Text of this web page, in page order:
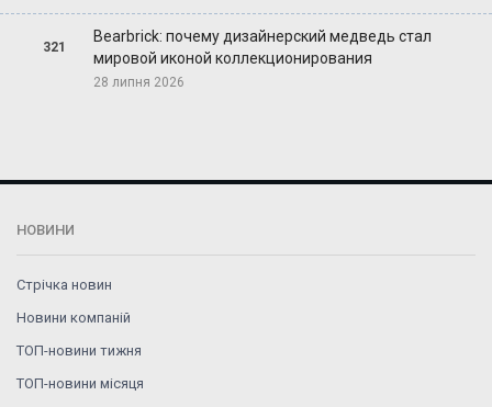
321
Bearbrick: почему дизайнерский медведь стал
мировой иконой коллекционирования
28 липня 2026
НОВИНИ
Стрічка новин
Новини компаній
ТОП-новини тижня
ТОП-новини місяця